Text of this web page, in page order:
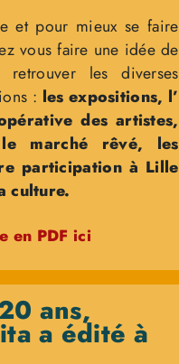
et pour mieux se faire
vous faire une idée de
retrouver les diverses
: les expositions, l’
des artistes,
marché rêvé, les
participation à Lille
culture.
en PDF ici
ans,
a édité à